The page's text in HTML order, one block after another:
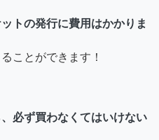
トの発行に費用はかかりま
ことができます！
必ず買わなくてはいけない